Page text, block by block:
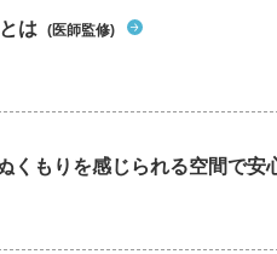
は (医師監修)
くもりを感じられる空間で